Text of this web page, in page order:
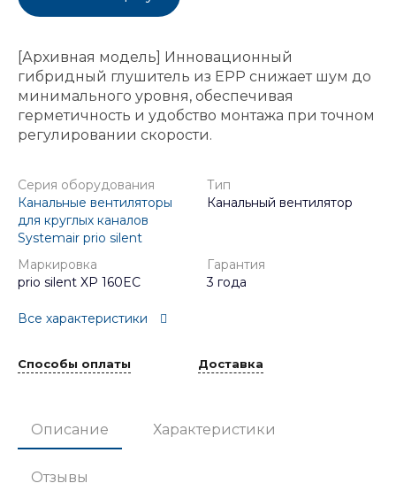
[Архивная модель] Инновационный
гибридный глушитель из EPP снижает шум до
минимального уровня, обеспечивая
герметичность и удобство монтажа при точном
регулировании скорости.
Серия оборудования
Канальные вентиляторы
для круглых каналов
Systemair prio silent
Тип
Канальный вентилятор
Маркировка
prio silent XP 160EC
Гарантия
3 года
Все характеристики
Способы оплаты Доставка
Описание Характеристики
Отзывы